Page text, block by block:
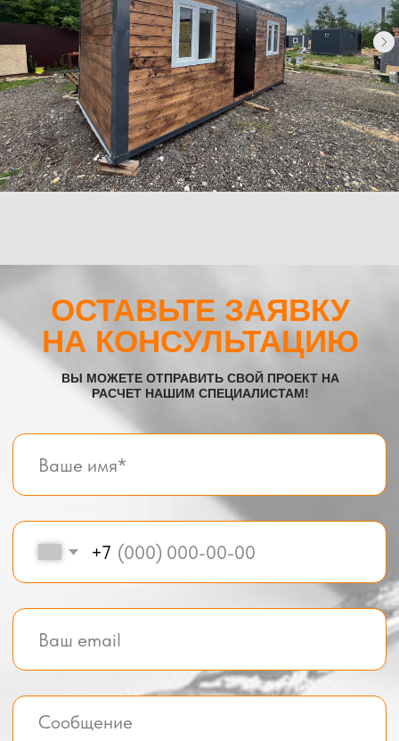
Телефон:
+7 (995) 506-65-05
+7 (926) 888-50-50
Email:
box-modul24@yandex.ru
Доставка
Фотогалерея
Главная
О компании
Все услуги компании